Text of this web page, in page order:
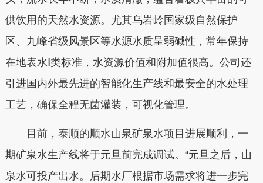
供饮用的天然水资源。尤其乌岩岭国家级自然保护
区、九峰省级风景区等水源水质呈弱碱性，常年保持
在地表水Ⅰ类标准，水资源价值和附加值很高。公司还
引进国内外最先进的智能化生产线和最安全的水处理
工艺，确保全程无菌灌装，可视化管理。
目前，泰顺的顺水山泉矿泉水项目进展顺利，一
期矿泉水生产线将于元旦前完成调试。“元旦之后，山
泉水可投产出水。后期水厂根据市场需求将进一步完